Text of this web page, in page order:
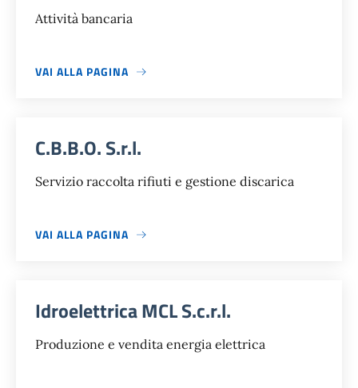
Attività bancaria
VAI ALLA PAGINA
C.B.B.O. S.r.l.
Servizio raccolta rifiuti e gestione discarica
VAI ALLA PAGINA
Idroelettrica MCL S.c.r.l.
Produzione e vendita energia elettrica